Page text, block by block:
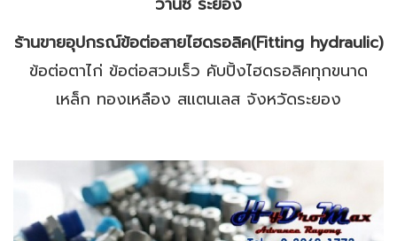
ร้านขายอุปกรณ์ข้อต่อสายไฮดรอลิค(Fitting hydraulic)
ข้อต่อตาไก่ ข้อต่อสวมเร็ว คับปิ้งไฮดรอลิคทุกขนาด
เหล็ก ทองเหลือง สแตนเลส จังหวัดระยอง